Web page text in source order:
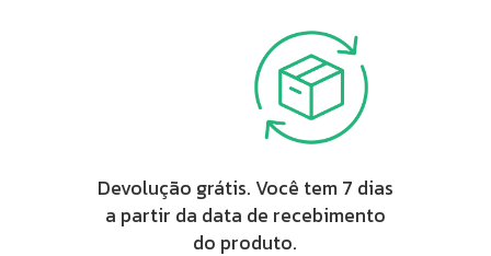
Devolução grátis. Você tem 7 dias
a partir da data de recebimento
do produto.